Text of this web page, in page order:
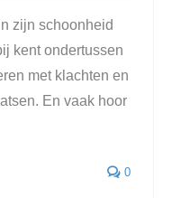
zijn schoonheid
kent ondertussen
met klachten en
En vaak hoor
0